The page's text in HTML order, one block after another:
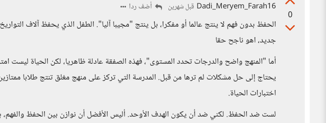
0
Dadi_Meryem_Farah16 قبل شهرين أضف ردا
الحفظ بدون فهم لا ينتج عالما أو مفكرا، بل ينتج "مجيبا آليا". الطفل الذي يحفظ آلاف
جديد، اهو ناجح حقا
أما "المنهج واضح والدرجات تحدد المستوى"، فهذه الصفقة عادلة ظاهريا، لكن الحياة ليست
يحتاج إلى حل مشكلات لم ترها من قبل. المدرسة التي تركز على منهج مغلق تنتج طلابا
اختبارات الحياة.
لست ضد الحفظ. لكني ضد أن يكون الهدف الأوحد. أليس الأفضل أن نوازن بين الحفظ